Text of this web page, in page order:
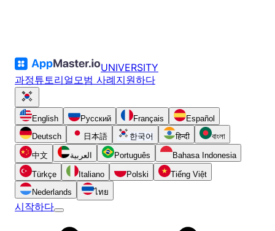
UNIVERSITY
과정튜토리얼모범 사례지원하다
English Русский Français
Español
Deutsch
日本語 한국어 हिन्दी বাংলা
中文 العربية Português Bahasa Indonesia
Türkçe Italiano Polski
Tiếng Việt
Nederlands
ไทย
시작하다